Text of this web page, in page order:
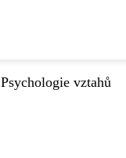
Psychologie vztahů